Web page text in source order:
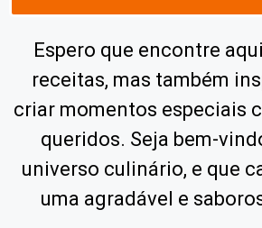
Espero que encontre
receitas, mas também
criar momentos especiais
queridos. Seja bem-
universo culinário, e que
uma agradável e